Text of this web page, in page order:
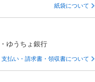
紙袋について
ゆうちょ銀行
支払い・請求書・領収書について